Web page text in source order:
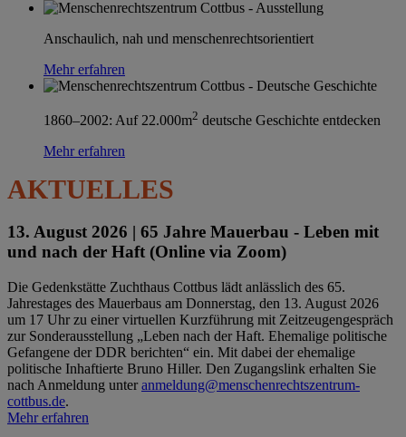
Anschaulich, nah und menschenrechtsorientiert
Mehr erfahren
1860–2002: Auf 22.000m2 deutsche Geschichte entdecken
Mehr erfahren
AKTUELLES
13. August 2026 | 65 Jahre Mauerbau - Leben mit
und nach der Haft (Online via Zoom)
Die Gedenkstätte Zuchthaus Cottbus lädt anlässlich des 65.
Jahrestages des Mauerbaus am Donnerstag, den 13. August 2026
um 17 Uhr zu einer virtuellen Kurzführung mit Zeitzeugengespräch
zur Sonderausstellung „Leben nach der Haft. Ehemalige politische
Gefangene der DDR berichten“ ein. Mit dabei der ehemalige
politische Inhaftierte Bruno Hiller. Den Zugangslink erhalten Sie
nach Anmeldung unteranmeldung@menschenrechtszentrum-
cottbus.de.
Mehr erfahren